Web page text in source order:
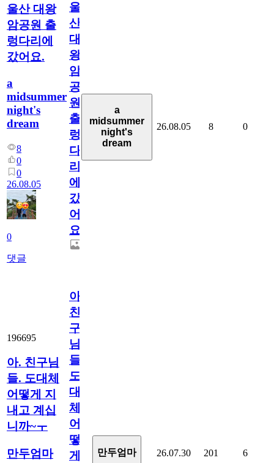
울산 대왕
암공원 출
렁다리에
갔어요.
a
midsummer
night's
dream
8
0
0
26.08.05
0
댓글
울
산
대
왕
암
공
원
출
렁
다
리
에
갔
어
요.
a
midsummer
night's
dream
26.08.05 8 0
196695
아. 친구님
들. 도대체
어떻게 지
내고 계십
니까~ㅜ
만두엄마
아.
친
구
님
들.
도
대
체
어
떻
게
만두엄마 26.07.30 201 6